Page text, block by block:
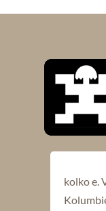
kolko e.